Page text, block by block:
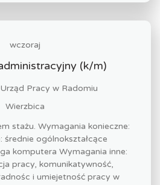
wczoraj
(k/m)
Pracy w Radomiu
Wierzbica
stażu. Wymagania konieczne:
średnie ogólnokształcące
komputera Wymagania inne:
pracy, komunikatywność,
i umiejetność pracy w